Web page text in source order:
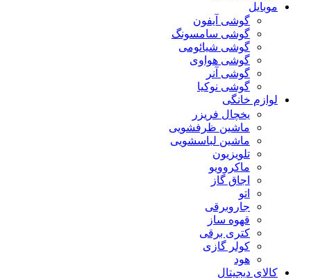
موبایل
گوشی آیفون
گوشی سامسونگ
گوشی شیائومی
گوشی هواوی
گوشی آنر
گوشی نوکیا
لوازم خانگی
یخچال فریزر
ماشین ظرفشویی
ماشین لباسشویی
تلویزیون
ماکروویو
اجاق گاز
اتو
جاروبرقی
قهوه ساز
کتری برقی
کولر گازی
هود
کالای دیجیتال